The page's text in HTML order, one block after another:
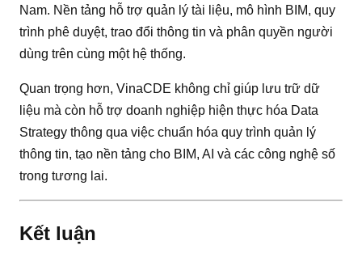
Nam. Nền tảng hỗ trợ quản lý tài liệu, mô hình BIM, quy
trình phê duyệt, trao đổi thông tin và phân quyền người
dùng trên cùng một hệ thống.
Quan trọng hơn, VinaCDE không chỉ giúp lưu trữ dữ
liệu mà còn hỗ trợ doanh nghiệp hiện thực hóa Data
Strategy thông qua việc chuẩn hóa quy trình quản lý
thông tin, tạo nền tảng cho BIM, AI và các công nghệ số
trong tương lai.
Kết luận